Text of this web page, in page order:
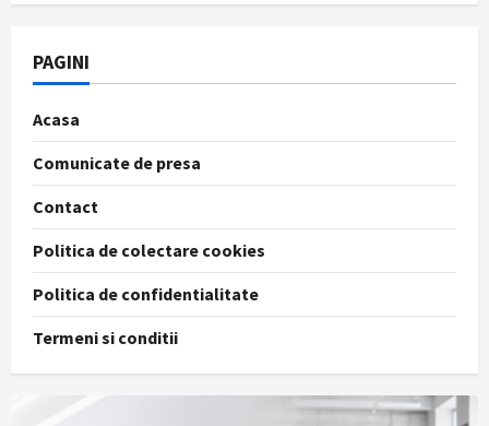
PAGINI
Acasa
Comunicate de presa
Contact
Politica de colectare cookies
Politica de confidentialitate
Termeni si conditii